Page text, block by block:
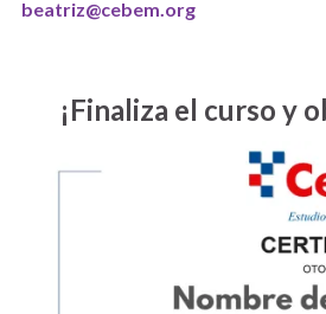
beatriz@cebem.org
¡Finaliza el curso y